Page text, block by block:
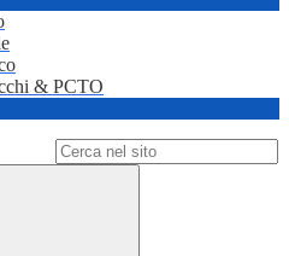
& PCTO